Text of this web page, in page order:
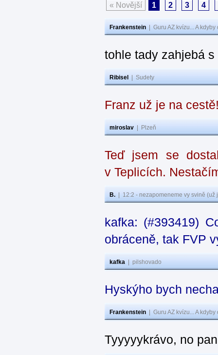
« Novější 1 2 3 4
Frankenstein Guru AZ kvízu... A
tohle tady zahjebá
Ribisel Sudety
Franz už je na
miroslav Plzeň
Teď jsem se
v Teplicích.
B. 12:2 - nezapomeneme vy svině
kafka: (#393419)
obráceně, tak FVP
kafka pilshovado
Hyskýho bych
Frankenstein Guru AZ kvízu... A
Tyyyyykrávo, no